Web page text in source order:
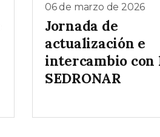
06 de marzo de 2026
Jornada de
actualización e
intercambio con
SEDRONAR